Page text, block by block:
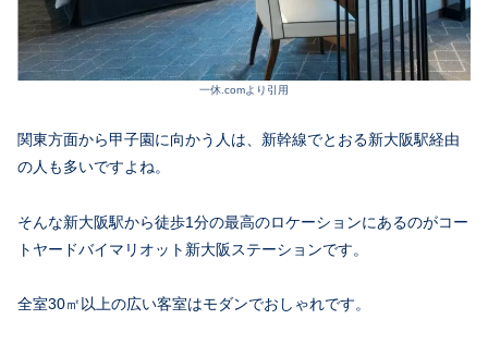
一休.comより引用
関東方面から甲子園に向かう人は、新幹線でとおる新大阪駅経由
の人も多いですよね。
そんな新大阪駅から徒歩1分の最高のロケーションにあるのがコー
トヤードバイマリオット新大阪ステーションです。
全室30㎡以上の広い客室はモダンでおしゃれです。